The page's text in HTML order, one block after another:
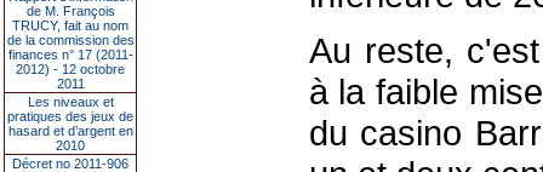
de M. François
TRUCY, fait au nom
de la commission des
finances n° 17 (2011-
2012) - 12 octobre
2011
Les niveaux et
pratiques des jeux de
hasard et d’argent en
2010
Décret no 2011-906
Au reste,
à la faible
du casino